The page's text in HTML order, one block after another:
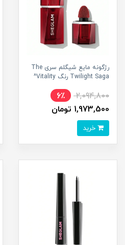
رژگونه مایع شیگلم سری The
Twilight Saga رنگ Vitality^
2,094,800
6٪
1,973,500 تومان